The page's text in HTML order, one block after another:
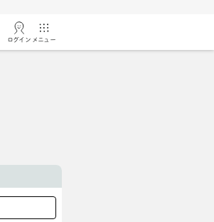
ログイン メニュー